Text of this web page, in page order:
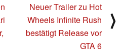
Neuer Trailer zu Hot
Wheels Infinite Rush
bestätigt Release vor
GTA 6
⟩